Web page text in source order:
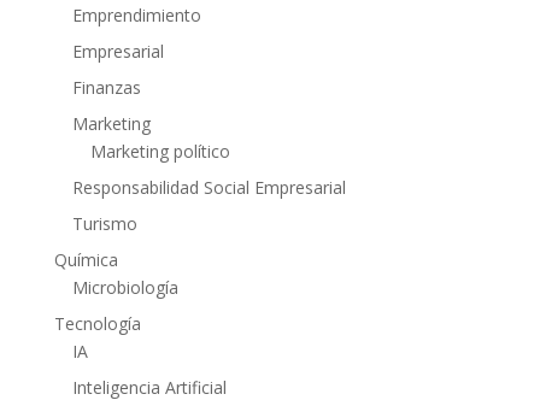
Emprendimiento
Empresarial
Finanzas
Marketing
Marketing político
Responsabilidad Social Empresarial
Turismo
Química
Microbiología
Tecnología
IA
Inteligencia Artificial